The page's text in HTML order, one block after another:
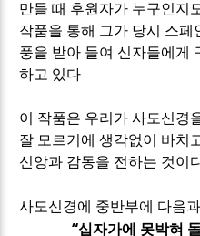
만들 때 후원자가 누구인지
작품을 통해 그가 당시 스
풍을 받아 들여 신자들에게
하고 있다
이 작품은 우리가 사도신경
잘 모르기에 생각없이 바치
신앙과 감동을 전하는 것이
사도신경에 중반부에 다음
“십자가에 못박혀